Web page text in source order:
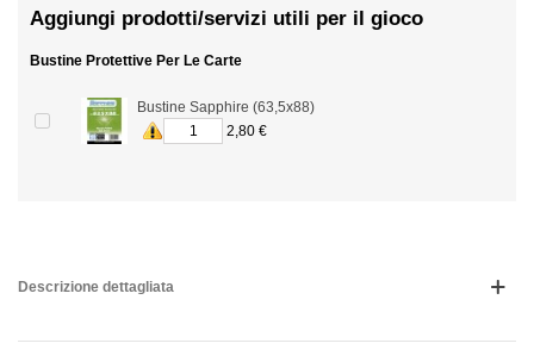
Aggiungi prodotti/servizi utili per il gioco
Bustine Protettive Per Le Carte
Bustine Sapphire (63,5x88)
2,80 €
Descrizione dettagliata